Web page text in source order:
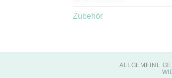
Zubehör
ALLGEMEINE